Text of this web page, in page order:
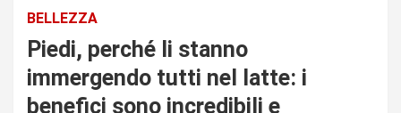
BELLEZZA
Piedi, perché li stanno
immergendo tutti nel latte: i
benefici sono incredibili e